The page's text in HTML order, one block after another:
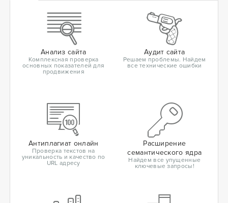
Анализ сайта
Комплексная проверка
основных показателей для
продвижения
Аудит сайта
Решаем проблемы. Найдем
все технические ошибки
Антиплагиат онлайн
Проверка текстов на
уникальность и качество по
URL адресу
Расширение
семантического ядра
Найдем все упущенные
ключевые запросы!